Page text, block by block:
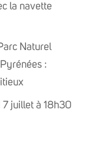
la navette
Naturel
:
7 juillet à 18h30